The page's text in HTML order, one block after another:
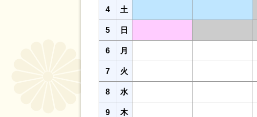
4 土
5 日
6 月
7 火
8 水
9 木